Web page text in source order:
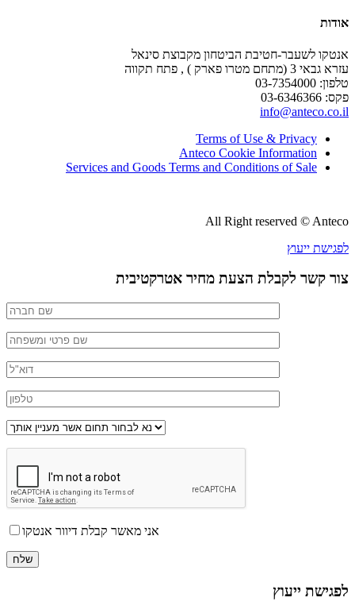
אודות
אנטקו לשעבר-חטיבת הביטחון מקבוצת סינאל
עזרא גבאי 3 (מתחם מטרו פארק ) , פתח תקווה
טלפון: 03-7354000
פקס: 03-6346366
info@anteco.co.il
Terms of Use & Privacy
Anteco Cookie Information
Services and Goods Terms and Conditions of Sale
All Right reserved © Anteco
לפגישת ייעוץ
צור קשר לקבלת הצעת מחיר אטרקטיבית
אני מאשר קבלת דיוור אנטקו
לפגישת ייעוץ